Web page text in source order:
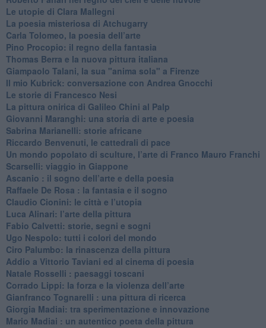
Le utopie di Clara Mallegni
​La poesia misteriosa di Atchugarry
Carla Tolomeo, la poesia dell’arte
Pino Procopio: il regno della fantasia
Thomas Berra e la nuova pittura italiana
Giampaolo Talani, la sua "anima sola" a Firenze
Il mio Kubrick: conversazione con Andrea Gnocchi
Le storie di Francesco Nesi
​La pittura onirica di Galileo Chini al Palp
​Giovanni Maranghi: una storia di arte e poesia
Sabrina Marianelli: storie africane
​Riccardo Benvenuti, le cattedrali di pace
​Un mondo popolato di sculture, l’arte di Franco Mauro Franchi
​Scarselli: viaggio in Giappone
​Ascanio : il sogno dell’arte e della poesia
Raffaele De Rosa : la fantasia e il sogno
​Claudio Cionini: le città e l’utopia
Luca Alinari: l’arte della pittura
​Fabio Calvetti: storie, segni e sogni
Ugo Nespolo: tutti i colori del mondo
​Ciro Palumbo: la rinascenza della pittura
​Addio a Vittorio Taviani ed al cinema di poesia
​Natale Rosselli : paesaggi toscani
​Corrado Lippi: la forza e la violenza dell’arte
Gianfranco Tognarelli : una pittura di ricerca
Giorgia Madiai: tra sperimentazione e innovazione
Mario Madiai : un autentico poeta della pittura